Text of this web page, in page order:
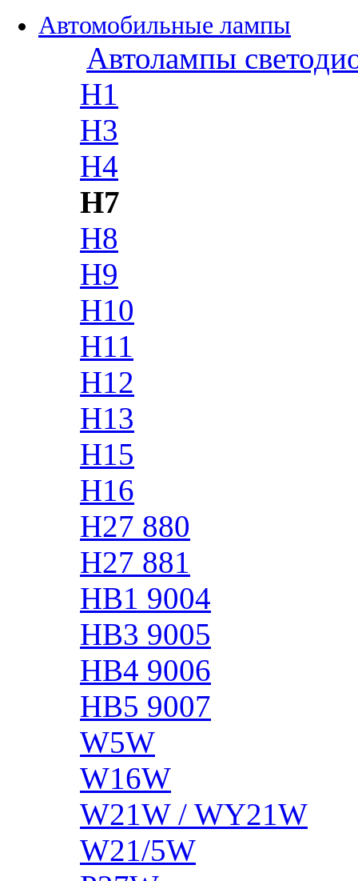
Автомобильные лампы
Автолампы
H1
H3
H4
H7
H8
H9
H10
H11
H12
H13
H15
H16
H27 880
H27 881
HB1 9004
HB3 9005
HB4 9006
HB5 9007
W5W
W16W
W21W / WY21W
W21/5W